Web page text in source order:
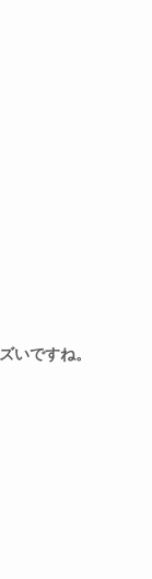
いですね。